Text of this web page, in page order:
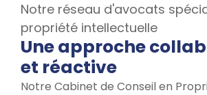
Notre réseau d'avocats
propriété intellectuelle
Une approche
et réactive
Notre Cabinet de Conseil en